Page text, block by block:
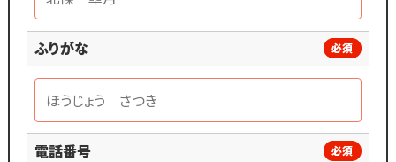
ふりがな 必須
電話番号 必須